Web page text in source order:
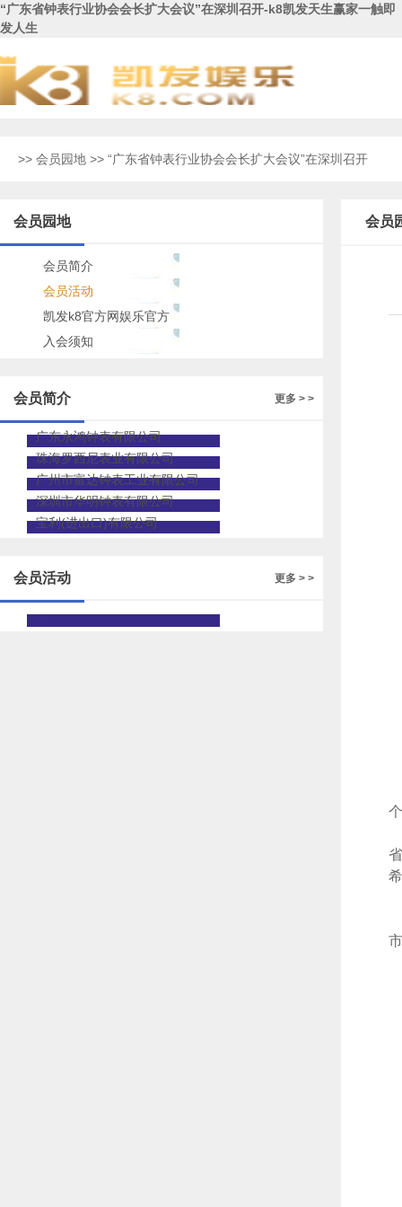
“广东省钟表行业协会会长扩大会议”在深圳召开-k8凯发天生赢家一触即
发人生
>> 会员园地 >> “广东省钟表行业协会会长扩大会议”在深圳召开
会员园地
会员简介
会员活动
凯发k8官方网娱乐官方
的公告
入会须知
更多 > >
会员简介
广东永鸿钟表有限公司
珠海罗西尼表业有限公司
广州市富达钟表工业有限公司
深圳市华明钟表有限公司
宝利(进出口)有限公司
更多 > >
会员活动
会员